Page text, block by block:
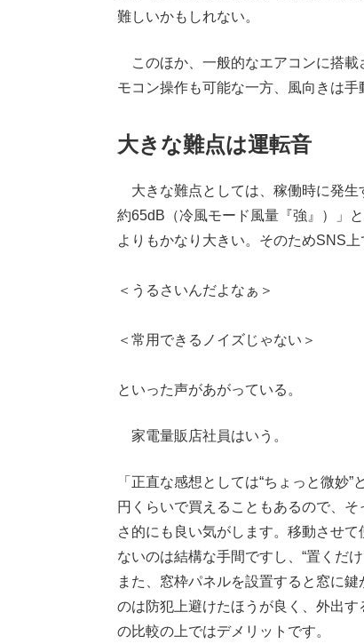
難しいかもしれない。
このほか、一般的なエアコンに搭載
モコン操作も可能な一方、風向きは手
大きな難点は運転音
大きな難点としては、稼働時に発生
約65dB（冷風モード風量『強』）」
よりもかなり大きい。そのためSNS上
＜うるさいんだよなぁ＞
＜常用できるノイズじゃない＞
といった声があがっている。
家電量販店社員はいう。
「正直な感想としては“ちょっと微妙
円くらいで買えることもあるので、
さ的にも良い気がします。移動させ
ないのは結構な手間ですし、“置くだ
また、窓枠パネルを設置すると窓に
のは防犯上避けたほうが良く、外出
の比較の上ではデメリットです。